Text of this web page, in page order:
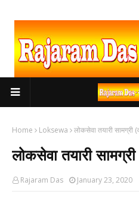
Home Loksewa लोकसेवा तयारी सामग्री
लोकसेवा तयारी
Rajaram Das January 23, 2020